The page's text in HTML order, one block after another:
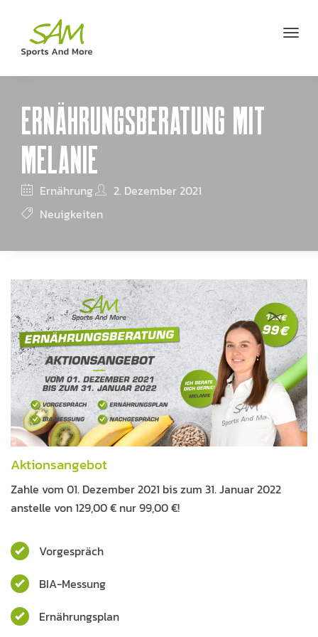
ERNÄHRUNGS­BERATUNG MIT
MELANIE
Ernährung
2. Dezember 2021
Neuigkeiten
Aktionsangebot
Zahle vom 01. Dezember 2021 bis zum 31. Januar 2022
anstelle von 129,00 € nur 99,00 €!
Vorgespräch
BIA-Messung
Ernährungsplan